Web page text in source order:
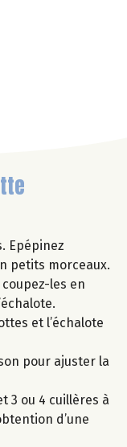
Epépinez
petits morceaux.
les en
et l’échalote
pour ajuster la
3 ou 4 cuillères à
d’une